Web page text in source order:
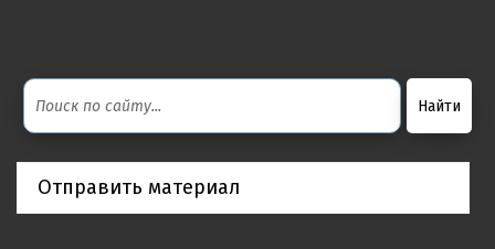
Отправить материал